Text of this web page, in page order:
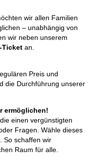
wir allen Familien
– unabhängig von
wir neben unserem
Ticket an.
Preis und
die Durchführung unserer
ermöglichen!
einen vergünstigten
Fragen. Wähle dieses
So schaffen wir
Raum für alle.